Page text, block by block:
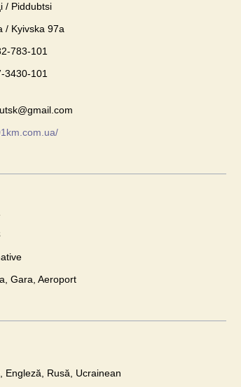
/ Piddubtsi
/ Kyivska 97а
783-101
3430-101
Gara, Aeroport
Engleză, Rusă, Ucrainean